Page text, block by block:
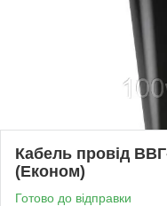
Кабель провід
(Економ)
Готово до відправки